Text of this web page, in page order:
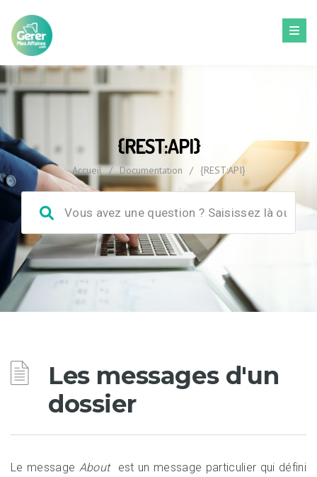
{REST:API}
Accueil / Documentation / {REST:API}
Les messages d'un
dossier
Le message Aboutest un message particulier qui défini